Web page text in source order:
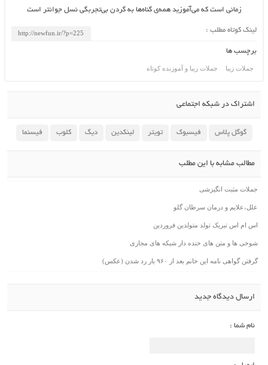
زمانی است که می‌آموزید همه‌ی گناه‌ها به گردن بی‌تجربگی نسل جوانتر است
لینک کوتاه مطلب :
برچسب ها
جملات زیبا جملات زیبا و آموزنده کوتاه
اشتراک در شبکه اجتماعی
گوگل پلاس فیسبوک تویتر لینکدین دیگ کلوب فیسنما
مطالب مشابه با این مطلب
جملات مثبت انگیزشی
علل،علایم و درمان سرطان گلو
اس ام اس تبریک تولد متولدین فروردین
شوخی ها و متن های خنده دار شبکه های مجازی
گرفتن گواهی نامه این خانم بعد از ۹۶۰ بار رد شدن (عکس)
ارسال دیدگاه جدید
نام شما :